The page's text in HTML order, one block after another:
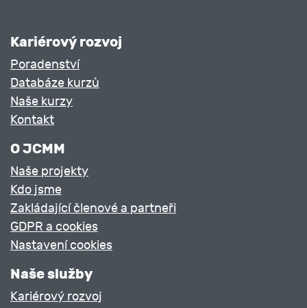
Kariérový rozvoj
Poradenství
Databáze kurzů
Naše kurzy
Kontakt
O JCMM
Naše projekty
Kdo jsme
Zakládající členové a partneři
GDPR a cookies
Nastavení cookies
Naše služby
Kariérový rozvoj